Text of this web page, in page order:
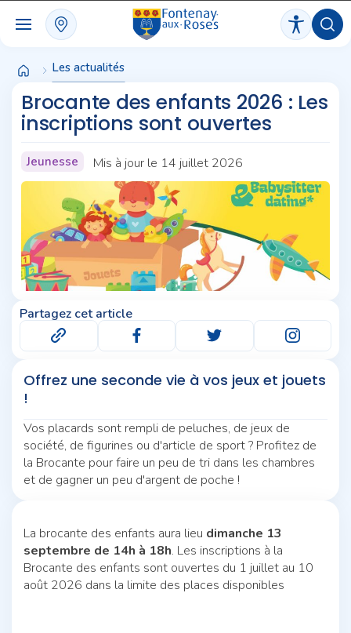
Les actualités
Brocante des enfants 2026 : Les
inscriptions sont ouvertes
Jeunesse Mis à jour le 14 juillet 2026
Partagez cet article
Offrez une seconde vie à vos jeux et jouets
!
Vos placards sont rempli de peluches, de jeux de
société, de figurines ou d'article de sport ? Profitez de
la Brocante pour faire un peu de tri dans les chambres
et de gagner un peu d'argent de poche !
La brocante des enfants aura lieu dimanche 13
septembre de 14h à 18h. Les inscriptions à la
Brocante des enfants sont ouvertes du 1 juillet au 10
août 2026 dans la limite des places disponibles
Panneau de gestion des cookies